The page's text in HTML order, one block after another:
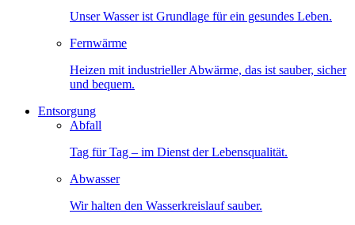
Unser Wasser ist Grundlage für ein gesundes Leben.
Fernwärme
Heizen mit industrieller Abwärme, das ist sauber, sicher
und bequem.
Entsorgung
Abfall
Tag für Tag – im Dienst der Lebensqualität.
Abwasser
Wir halten den Wasserkreislauf sauber.